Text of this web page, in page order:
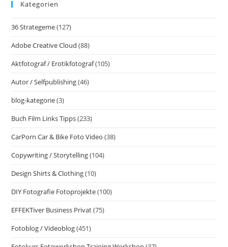
Kategorien
36 Strategeme(127)
Adobe Creative Cloud (88)
Aktfotograf / Erotikfotograf(105)
Autor / Selfpublishing(46)
blog-kategorie(3)
Buch Film Links Tipps(233)
CarPorn Car & Bike Foto Video (38)
Copywriting / Storytelling(104)
Design Shirts & Clothing(10)
DIY Fotografie Fotoprojekte(100)
EFFEKTiver Business Privat(75)
Fotoblog / Videoblog(451)